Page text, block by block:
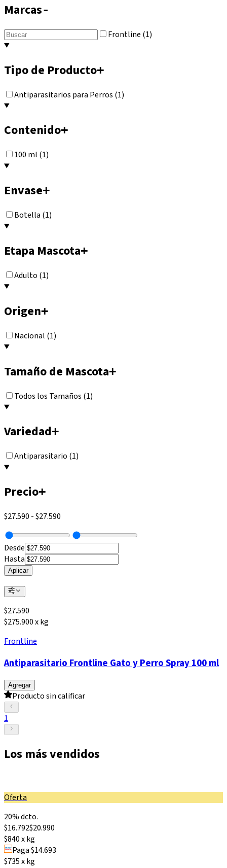
Marcas-
Frontline (1)
Tipo de Producto+
Antiparasitarios para Perros (1)
Contenido+
100 ml (1)
Envase+
Botella (1)
Etapa Mascota+
Adulto (1)
Origen+
Nacional (1)
Tamaño de Mascota+
Todos los Tamaños (1)
Variedad+
Antiparasitario (1)
Precio+
$27.590 -$27.590
Desde
Hasta
Aplicar
$27.590
$275.900 x kg
Frontline
Antiparasitario Frontline Gato y Perro Spray 100 ml
Agregar
Producto sin calificar
1
Los más vendidos
Oferta
20% dcto.
$16.792$20.990
$840 x kg
Paga $14.693
$735 x kg